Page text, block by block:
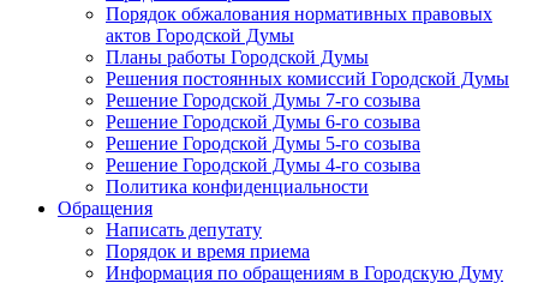
Порядок обжалования нормативных правовых
актов Городской Думы
Планы работы Городской Думы
Решения постоянных комиссий Городской Думы
Решение Городской Думы 7-го созыва
Решение Городской Думы 6-го созыва
Решение Городской Думы 5-го созыва
Решение Городской Думы 4-го созыва
Политика конфиденциальности
Обращения
Написать депутату
Порядок и время приема
Информация по обращениям в Городскую Думу